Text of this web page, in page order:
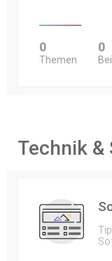
0
Themen
0
Technik &